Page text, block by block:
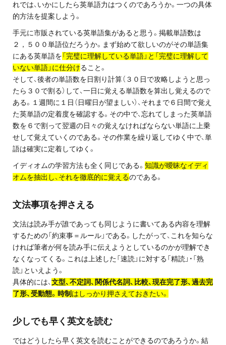
公式LINE＠
0120-11-3967
受付:9:30～21:30(定休:日曜・祝日)
お問い合わせ・資料請求
無料体験授業とは
れでは、いかにしたら英単語力はつくのであろうか。一つの具体
的方法を提案しよう。
手元に市販されている英単語集があると思う。掲載単語数は
２，５００単語位だろうか。まず始めて欲しいのがその単語集
にある英単語を「完璧に理解している単語」と「完璧に理解して
いない単語」に仕分けること。
そして、後者の単語数を日割り計算（３０日で攻略しようと思っ
たら３０で割る）して、一日に覚える単語数を算出し覚えるので
ある。１週間に１日（日曜日が望ましい）、それまで６日間で覚え
た英単語の定着度を確認する。その中で、忘れてしまった英単語
数を６で割って翌週の日々の覚えなければならない単語に上乗
せして覚えていくのである。その作業を繰り返してゆく中で、単
語は確実に定着してゆく。
イディオムの学習方法も全く同じである。 知識が曖昧なイディ
オムを抽出し、それを徹底的に覚えるのである。
文法事項を押さえる
文法は読み手が誰であっても同じように書いてある内容を理解
するための「約束事＝ルール」である。したがって、これを知らな
ければ筆者が何を読み手に伝えようとしているのかが理解でき
なくなってくる。これは上述した「速読」に対する「精読」・「熟
読」といえよう。
具体的には、文型、不定詞、関係代名詞、比較、現在完了形、過去完
了形、受動態。時制 はしっかり押さえておきたい。
少しでも早く英文を読む
ではどうしたら早く英文を読むことができるのであろうか。結